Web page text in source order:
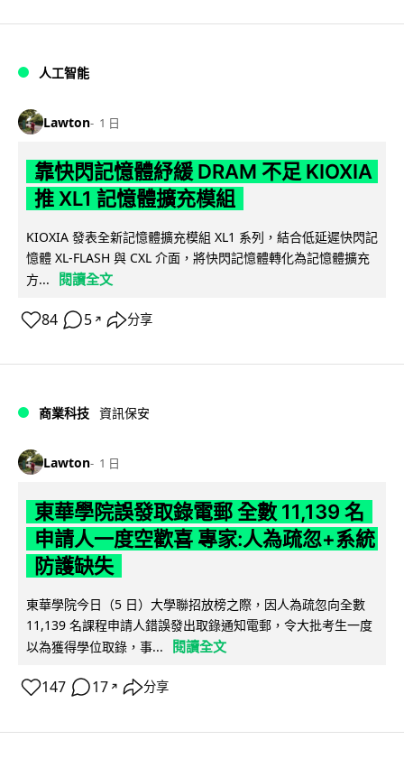
人工智能
Lawton 1 日
靠快閃記憶體紓緩 DRAM 不足 KIOXIA
推 XL1 記憶體擴充模組
KIOXIA 發表全新記憶體擴充模組 XL1 系列，結合低延遲快閃記
憶體 XL-FLASH 與 CXL 介面，將快閃記憶體轉化為記憶體擴充
方...
閱讀全文
84 5 ↗ 分享
商業科技 資訊保安
Lawton 1 日
東華學院誤發取錄電郵 全數 11,139 名
申請人一度空歡喜 專家:人為疏忽+系統
防護缺失
東華學院今日（5 日）大學聯招放榜之際，因人為疏忽向全數
11,139 名課程申請人錯誤發出取錄通知電郵，令大批考生一度
以為獲得學位取錄，事...
閱讀全文
147 17 ↗ 分享